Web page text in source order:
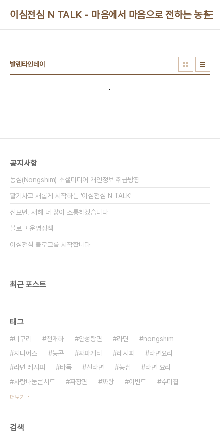
이심전심 N TALK - 마음에서 마음으로 전하는 농심
발렌타인데이
1
공지사항
농심(Nongshim) 소셜미디어 개인정보 취급방침
활기차고 새롭게 시작하는 '이심전심 N TALK'
신묘년, 새해 더 많이 소통하겠습니다
블로그 운영정책
이심전심 블로그를 시작합니다
최근 포스트
태그
너구리 천재하 안성탕면 라면
nongshim
지니어스
농콘 짜파게티 레시피
라면요리
라면 레시피
바둑 신라면 농심
라면 요리
사랑나눔콘서트
짜장면 짜왕 이벤트 수미칩
더보기
검색